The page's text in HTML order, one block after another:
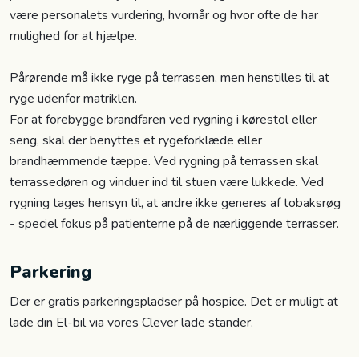
være personalets vurdering, hvornår og hvor ofte de har
mulighed for at hjælpe.
Pårørende må ikke ryge på terrassen, men henstilles til at
ryge udenfor matriklen.
For at forebygge brandfaren ved rygning i kørestol eller
seng, skal der benyttes et rygeforklæde eller
brandhæmmende tæppe. Ved rygning på terrassen skal
terrassedøren og vinduer ind til stuen være lukkede. Ved
rygning tages hensyn til, at andre ikke generes af tobaksrøg
- speciel fokus på patienterne på de nærliggende terrasser.
Parkering
Der er gratis parkeringspladser på hospice. Det er muligt at
lade din El-bil via vores Clever lade stander.